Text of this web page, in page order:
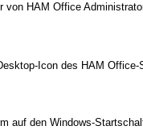
von HAM Office
Icon des HAM
auf den Windows-